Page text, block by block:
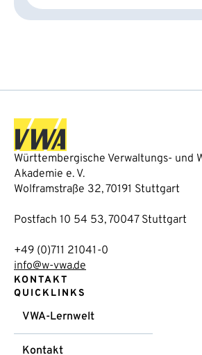
Württembergische Verwaltungs- und
Akademie e. V.
Wolframstraße 32, 70191 Stuttgart
Postfach 10 54 53, 70047 Stuttgart
+49 (0)711 21041-0
info@w-vwa.de
KONTAKT
QUICKLINKS
VWA-Lernwelt
Kontakt